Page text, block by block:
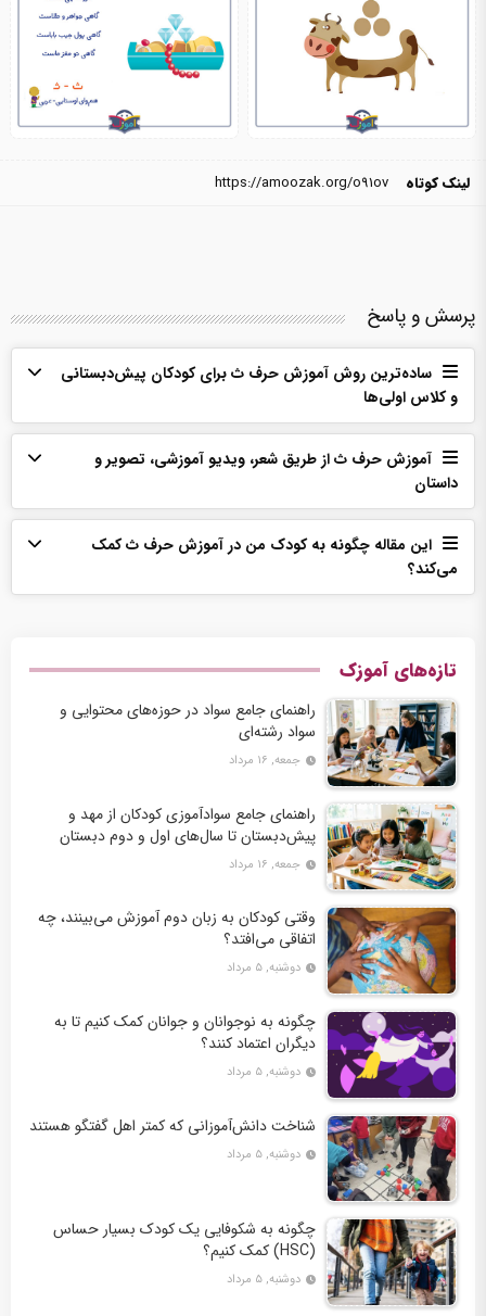
لینک کوتاه https://amoozak.org/o91ov
پرسش و پاسخ
ساده‌ترین روش آموزش حرف ث برای کودکان پیش‌دبستانی
و کلاس اولی‌ها
آموزش حرف ث از طریق شعر، ویدیو آموزشی، تصویر و
داستان
این مقاله چگونه به کودک من در آموزش حرف ث کمک
می‌‌کند؟
تازه‌های آموزک
راهنمای جامع سواد در حوزه‌های محتوایی و
سواد رشته‌ای
جمعه, ۱۶ مرداد
راهنمای جامع سوادآموزی کودکان از مهد و
پیش‌دبستان تا سال‌های اول و دوم دبستان
جمعه, ۱۶ مرداد
وقتی کودکان به زبان دوم آموزش می‌بینند، چه
اتفاقی می‌افتد؟
دوشنبه, ۵ مرداد
چگونه به نوجوانان و جوانان کمک کنیم تا به
دیگران اعتماد کنند؟
دوشنبه, ۵ مرداد
شناخت دانش‌آموزانی که کمتر اهل گفتگو هستند
دوشنبه, ۵ مرداد
چگونه به شکوفایی یک کودک بسیار حساس
(HSC) کمک کنیم؟
دوشنبه, ۵ مرداد